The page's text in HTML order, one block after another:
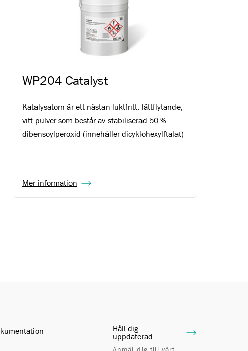
WP204 Catalyst
Katalysatorn är ett nästan luktfritt, lättflytande,
vitt pulver som består av stabiliserad 50 %
dibensoylperoxid (innehåller dicyklohexylftalat)
Mer information
Håll dig
uppdaterad
Anmäl dig till vårt